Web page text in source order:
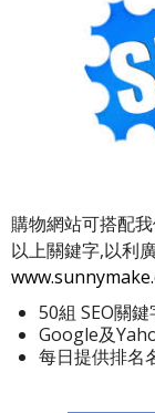
購物網站可搭配
以上關鍵字,以利
50組 SEO關
Google及
每日提供排名